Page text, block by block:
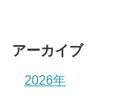
アーカイブ
2026年